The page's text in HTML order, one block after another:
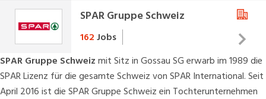
SPAR Gruppe Schweiz
162Jobs
Die
SPAR Gruppe Schweizmit Sitz in Gossau SG erwarb im 1989 die
SPAR Lizenz für die gesamte Schweiz vonSPAR International. Seit
April 2016 ist die SPAR Gruppe Schweiz ein Tochterunternehmen